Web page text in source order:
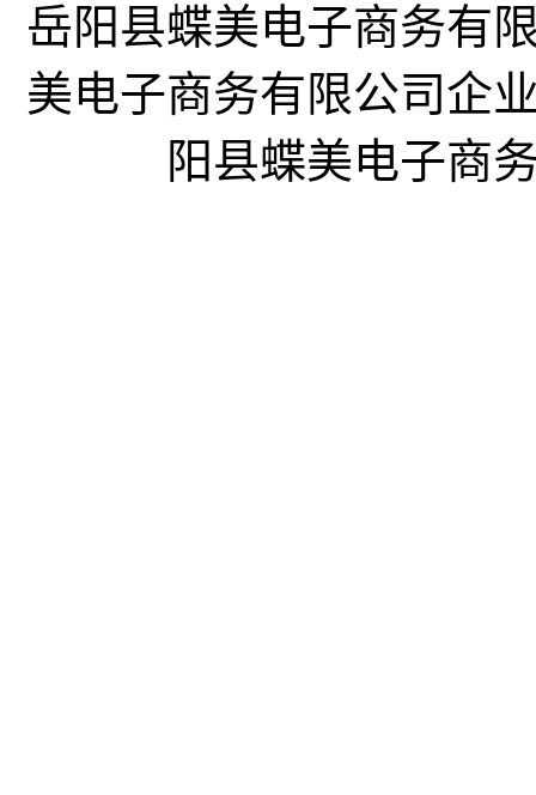
岳阳县蝶美电子商务有
美电子商务有限公司企
阳县蝶美电子商